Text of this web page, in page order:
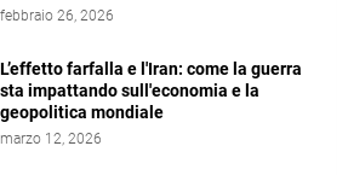
febbraio 26, 2026
L’effetto farfalla e l'Iran: come la guerra
sta impattando sull'economia e la
geopolitica mondiale
marzo 12, 2026